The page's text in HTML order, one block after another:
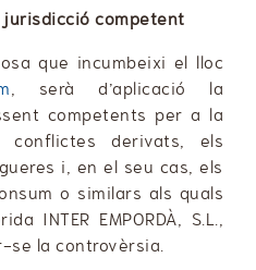
competent
que incumbeixi el lloc
, serà d’aplicació la
competents per a la
derivats, els
i, en el seu cas, els
o similars als quals
INTER EMPORDÀ, S.L.,
se la controvèrsia.